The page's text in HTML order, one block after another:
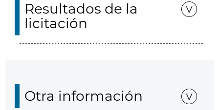
Resultados de la
licitación
Otra información